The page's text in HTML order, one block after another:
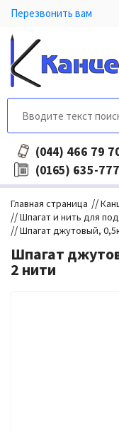
Перезвонить вам
(044) 466 79
(0165) 635-777
Главная страница //
//Шпагат и нить для
//Шпагат джутовый,
Шпагат
2 нити